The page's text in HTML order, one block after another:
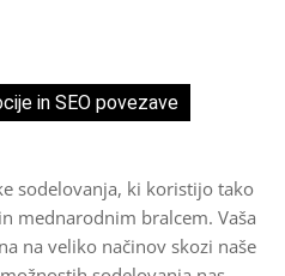
in SEO povezave
sodelovanja, ki koristijo tako
mednarodnim bralcem. Vaša
na veliko načinov skozi naše